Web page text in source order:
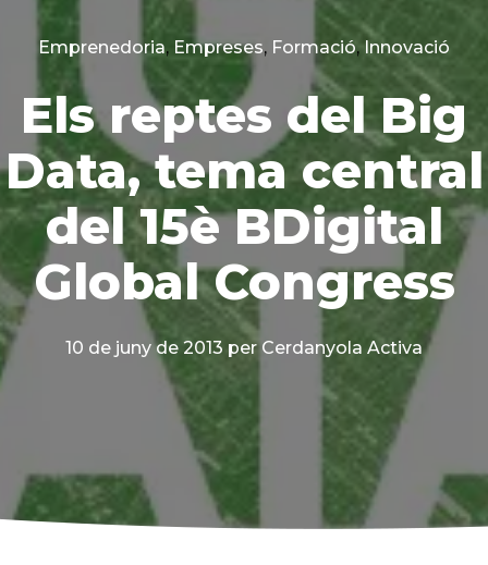
Categories
Emprenedoria, Empreses, Formació,Innovació
Els reptes del Big
Data, tema central
del 15è BDigital
Global Congress
10 de juny de 2013 per Cerdanyola Activa